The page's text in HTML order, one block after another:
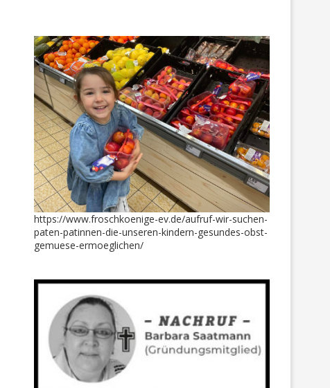
„Zeitgeschenk“ –
Schokoladenmuseum wurde
eingelöst
3. Februar 2026
Giulia hat stark
und bekam passende
Outfits
15. Juni 2021
https://www.froschkoenige-ev.de/aufruf-wir-suchen-
paten-patinnen-die-unseren-kindern-gesundes-obst-
gemuese-ermoeglichen/